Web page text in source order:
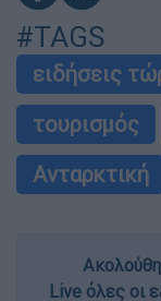
#TAGS
ειδήσεις
τουρισμός
Ανταρκτική
Live όλες οι